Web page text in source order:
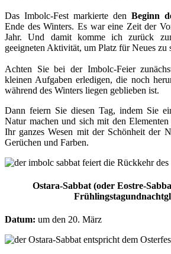
Das Imbolc-Fest markierte den Beginn
Ende des Winters. Es war eine Zeit der
Jahr. Und damit komme ich zurück
geeigneten Aktivität, um Platz für Neues zu
Achten Sie bei der Imbolc-Feier
kleinen Aufgaben erledigen, die noch
während des Winters liegen geblieben ist.
Dann feiern Sie diesen Tag, indem Sie
Natur machen und sich mit den
Ihr ganzes Wesen mit der Schönheit der
Gerüchen und Farben.
Ostara-Sabbat (oder Eostre-
Datum: um den 20. März